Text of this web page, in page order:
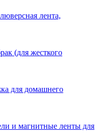
лента,
(для жесткого
для домашнего
и магнитные ленты для